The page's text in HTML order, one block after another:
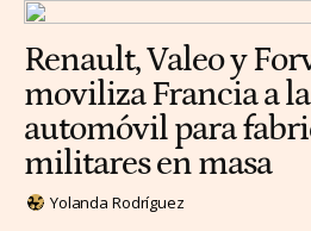
Renault, Valeo y
moviliza Francia a
automóvil para
militares en masa
Yolanda Rodríguez